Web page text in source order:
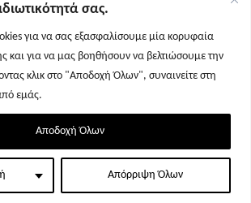
σας.
για να σας εξασφαλίσουμε μία κορυφαία
και για να μας βοηθήσουν να βελτιώσουμε την
κλικ στο "Αποδοχή Όλων", συναινείτε στη
εμάς.
Απόρριψη Όλων
Αποδοχή Όλων
Σελίδα 2 Σελίδα 3 Σελίδα 4